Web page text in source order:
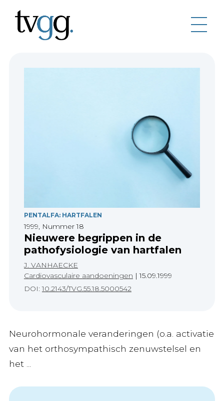
PENTALFA: HARTFALEN
1999, Nummer 18
Nieuwere begrippen in de
pathofysiologie van hartfalen
J. VANHAECKE
Cardiovasculaire aandoeningen |15.09.1999
DOI:10.2143/TVG.55.18.5000542
Neurohormonale veranderingen (o.a. activatie
van het orthosympathisch zenuwstelsel en
het ...